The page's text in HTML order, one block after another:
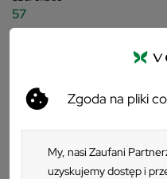
Zgoda na pliki
My, nasi Zaufani
uzyskujemy dostęp i
57
Dodatkowe
Pliki do pobrania